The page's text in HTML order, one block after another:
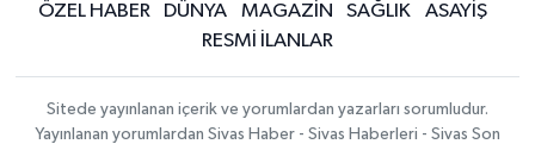
ÖZEL HABER
DÜNYA MAGAZİN SAĞLIK
ASAYİŞ
RESMİ İLANLAR
Sitede yayınlanan içerik ve yorumlardan yazarları sorumludur.
Yayınlanan yorumlardan Sivas Haber - Sivas Haberleri - Sivas Son